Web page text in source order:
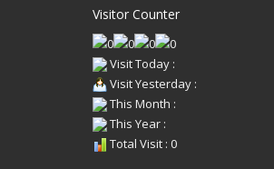
Visitor Counter
Visit Today :
Visit Yesterday :
This Month :
This Year :
Total Visit : 0